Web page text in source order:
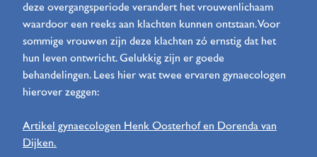
deze overgangsperiode verandert het vrouwenlichaam
waardoor een reeks aan klachten kunnen ontstaan. Voor
sommige vrouwen zijn deze klachten zó ernstig dat het
hun leven ontwricht. Gelukkig zijn er goede
behandelingen. Lees hier wat twee ervaren gynaecologen
hierover zeggen:
Artikel gynaecologen Henk Oosterhof en Dorenda van
Dijken.